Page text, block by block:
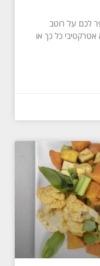
לכם על רוטב
כל כך או